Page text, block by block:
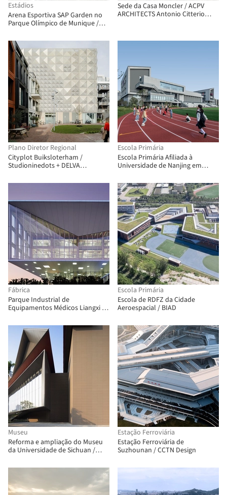
Estádios
Arena Esportiva SAP Garden no
Parque Olímpico de Munique /
Sede da Casa Moncler / ACPV
ARCHITECTS Antonio Citterio
Plano Diretor Regional
Cityplot Buiksloterham /
Studioninedots + DELVA
Escola Primária
Escola Primária Afiliada à
Universidade de Nanjing em
Fábrica
Parque Industrial de
Equipamentos Médicos Liangxi /
Escola Primária
Escola de RDFZ da Cidade
Aeroespacial / BIAD
Museu
Reforma e ampliação do Museu
da Universidade de Sichuan /
Estação Ferroviária
Estação Ferroviária de
Suzhounan / CCTN Design